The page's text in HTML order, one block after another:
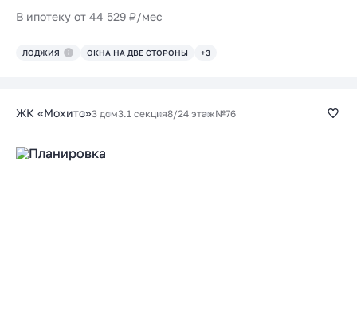
В ипотеку от 44 529 ₽/мес
ЛОДЖИЯ ОКНА НА ДВЕ СТОРОНЫ +3
ЖК «Мохито»3 дом3.1 секция8/24 этаж№76